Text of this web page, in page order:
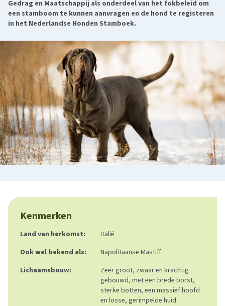
Gedrag en Maatschappij als onderdeel van het fokbeleid om
een stamboom te kunnen aanvragen en de hond te registeren
in het Nederlandse Honden Stamboek.
Kenmerken
Land van herkomst:
Italië
Ook wel bekend als:
Napolitaanse Mastiff
Lichaamsbouw:
Zeer groot, zwaar en krachtig
gebouwd, met een brede borst,
sterke botten, een massief hoofd
en losse, gerimpelde huid.